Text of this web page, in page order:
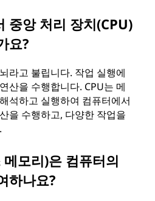
중앙 처리 장치(CPU)
요?
라고 불립니다. 작업 실행에
산을 수행합니다. CPU는 메
석하고 실행하여 컴퓨터에서
을 수행하고, 다양한 작업을
모리)은 컴퓨터의
하나요?